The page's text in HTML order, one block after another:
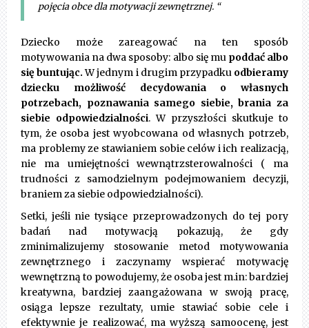
pojęcia obce dla motywacji zewnętrznej. “
Dziecko może zareagować na ten sposób
motywowania na dwa sposoby: albo się mupoddać albo
się buntując.W jednym i drugim przypadku odbieramy
dziecku możliwość decydowania o własnych
potrzebach, poznawania samego siebie, brania za
siebie odpowiedzialności. W przyszłości skutkuje to
tym, że osoba jest wyobcowana od własnych potrzeb,
ma problemy ze stawianiem sobie celów i ich realizacją,
nie ma umiejętności wewnątrzsterowalności ( ma
trudności z samodzielnym podejmowaniem decyzji,
braniem za siebie odpowiedzialności).
Setki, jeśli nie tysiące przeprowadzonych do tej pory
badań nad motywacją pokazują, że gdy
zminimalizujemy stosowanie metod motywowania
zewnętrznego i zaczynamy wspierać motywację
wewnętrzną to powodujemy, że osoba jest m.in: bardziej
kreatywna, bardziej zaangażowana w swoją pracę,
osiąga lepsze rezultaty, umie stawiać sobie cele i
efektywnie je realizować, ma wyższą samoocenę, jest